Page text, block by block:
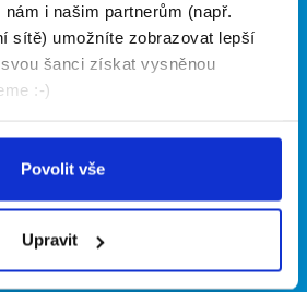
i našim partnerům (např.
sítě) umožníte zobrazovat lepší
šanci získat vysněnou
:-)
Povolit vše
Upravit
Vložit inzerát
Ceník
Naše další projekty
Mobilní aplikace
Nabídka práce z celé ČR